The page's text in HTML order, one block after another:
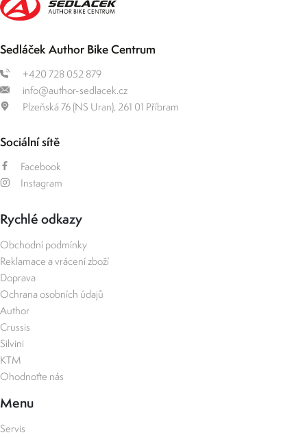
Sedláček Author Bike Centrum
+420 728 052 879
info@author-sedlacek.cz
Plzeňská 76 (NS Uran), 261 01 Příbram
Sociální sítě
Facebook
Instagram
Rychlé odkazy
Obchodní podmínky
Reklamace a vrácení zboží
Doprava
Ochrana osobních údajů
Author
Crussis
Silvini
KTM
Ohodnoťte nás
Menu
Servis